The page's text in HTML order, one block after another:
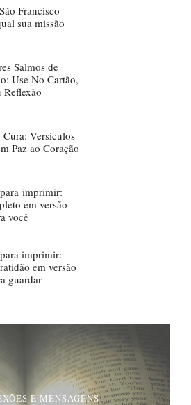
Francisco
sua missão
Salmos de
Use No Cartão,
Reflexão
Cura: Versículos
Paz ao Coração
imprimir:
em versão
você
imprimir:
em versão
guardar
E MENSAGENS